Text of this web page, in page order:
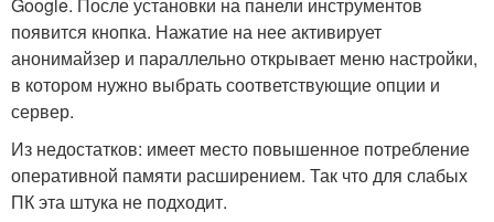
появится кнопка. Нажатие на нее активирует
анонимайзер и параллельно открывает меню настройки,
в котором нужно выбрать соответствующие опции и
сервер.
Из недостатков: имеет место повышенное потребление
оперативной памяти расширением. Так что для слабых
ПК эта штука не подходит.